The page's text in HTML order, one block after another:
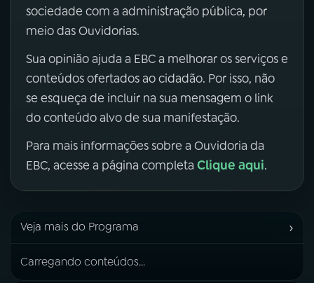
sociedade com a administração pública, por
meio das Ouvidorias.
Sua opinião ajuda a EBC a melhorar os serviços e
conteúdos ofertados ao cidadão. Por isso, não
se esqueça de incluir na sua mensagem o link
do conteúdo alvo de sua manifestação.
Para mais informações sobre a Ouvidoria da
EBC, acesse a página completa Clique aqui.
Veja mais do Programa ›
Carregando conteúdos...